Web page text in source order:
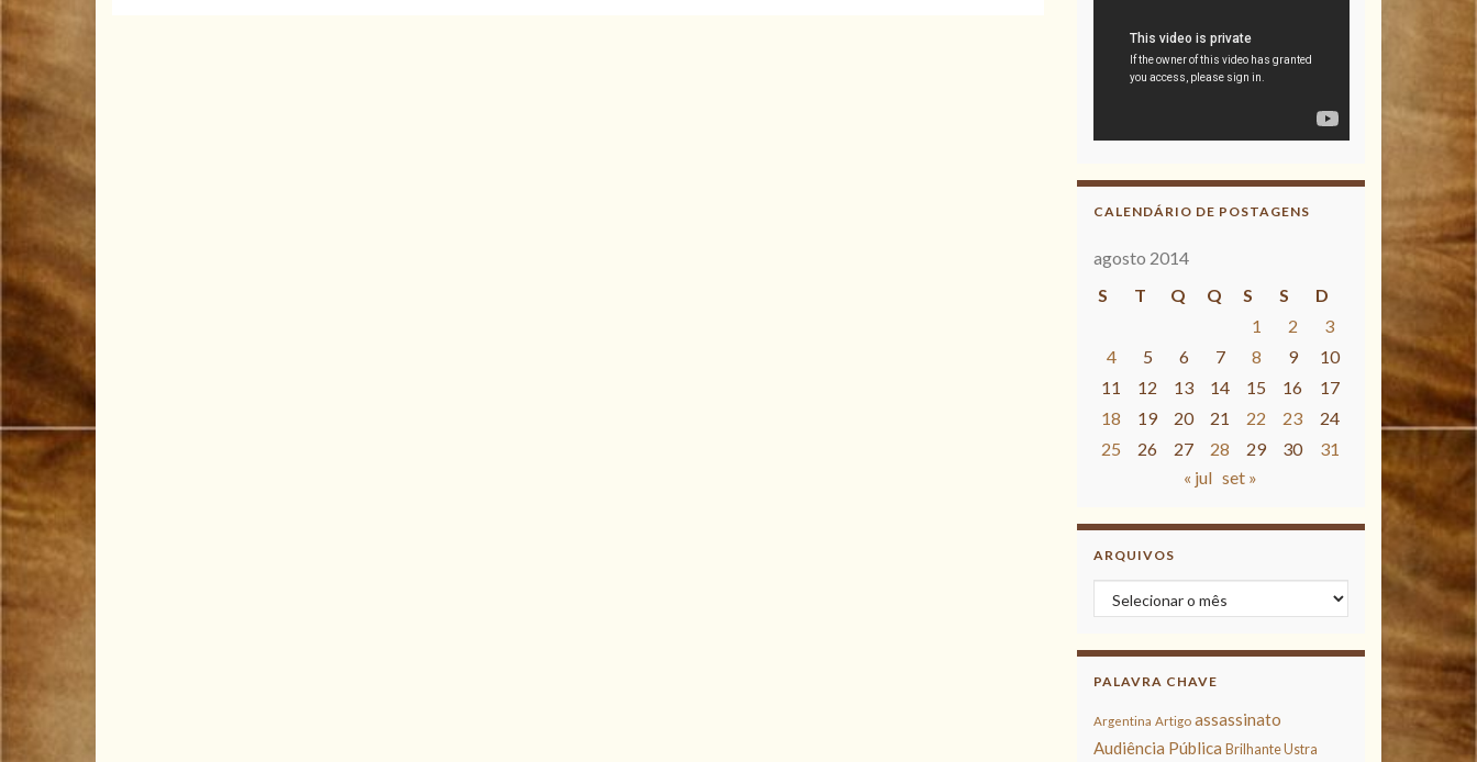
CALENDÁRIO DE POSTAGENS
agosto 2014
S
T Q Q S S
D
1
2
3
4
5 6 7 8 9
10
11
12 13 14 15 16
17
18
19 20 21 22 23
24
25
26 27 28 29 30
31
« jul set »
ARQUIVOS
Arquivos
PALAVRA CHAVE
Argentina Artigo assassinato
Audiência Pública Brilhante Ustra